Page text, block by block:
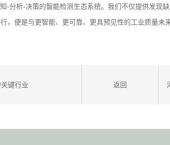
-分析-决策的智能检测生态系统。我们不仅提供发现
，便是与更智能、更可靠、更具预见性的工业质量未
键行业 返回